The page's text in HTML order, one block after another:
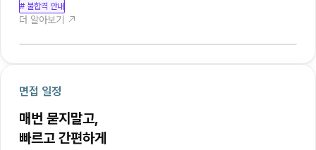
# 불합격 안내
더 알아보기
면접 일정
매번 묻지말고,
빠르고 간편하게